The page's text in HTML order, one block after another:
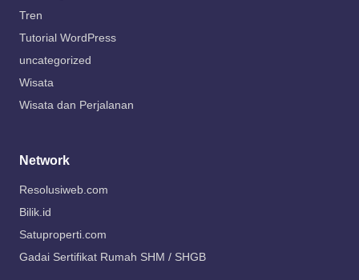
Tren
Tutorial WordPress
uncategorized
Wisata
Wisata dan Perjalanan
Network
Resolusiweb.com
Bilik.id
Satuproperti.com
Gadai Sertifikat Rumah SHM / SHGB